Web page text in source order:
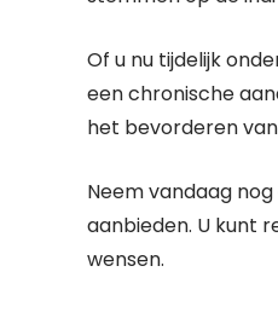
Of u nu tijdelijk
een chronische
het bevorderen
Neem vandaag
aanbieden. U kunt
wensen.